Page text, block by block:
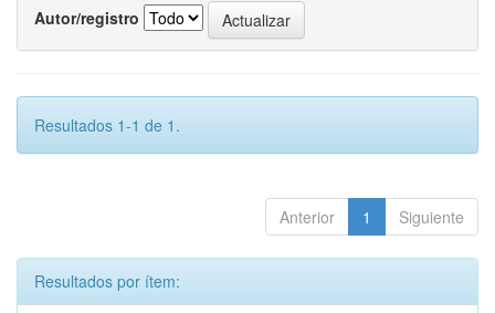
Autor/registro
Resultados 1-1 de 1.
Anterior 1 Siguiente
Resultados por ítem: